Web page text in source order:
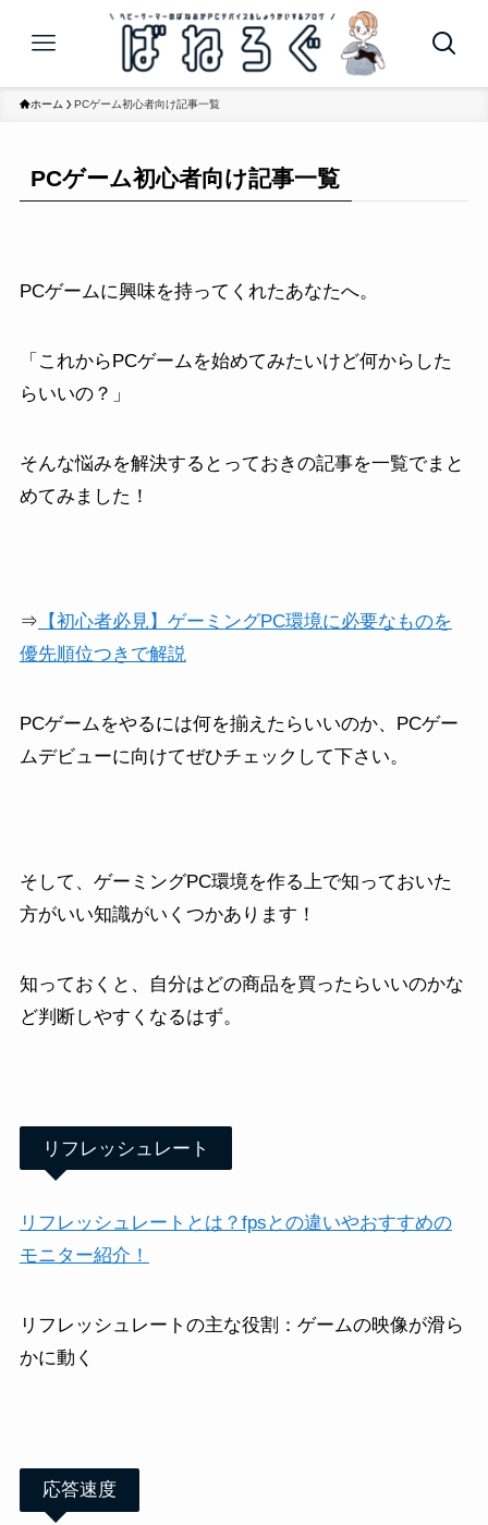
ホーム PCゲーム初心者向け記事一覧
PCゲーム初心者向け記事一覧
PCゲームに興味を持ってくれたあなたへ。
「これからPCゲームを始めてみたいけど何からした
らいいの？」
そんな悩みを解決するとっておきの記事を一覧でまと
めてみました！
⇒ 【初心者必見】ゲーミングPC環境に必要なものを
優先順位つきで解説
PCゲームをやるには何を揃えたらいいのか、PCゲー
ムデビューに向けてぜひチェックして下さい。
そして、ゲーミングPC環境を作る上で知っておいた
方がいい知識がいくつかあります！
知っておくと、自分はどの商品を買ったらいいのかな
ど判断しやすくなるはず。
リフレッシュレート
リフレッシュレートとは？fpsとの違いやおすすめの
モニター紹介！
リフレッシュレートの主な役割：ゲームの映像が滑ら
かに動く
応答速度